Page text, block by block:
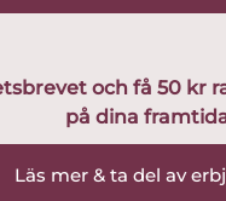
och få 50 kr
på dina
Läs mer & ta del av